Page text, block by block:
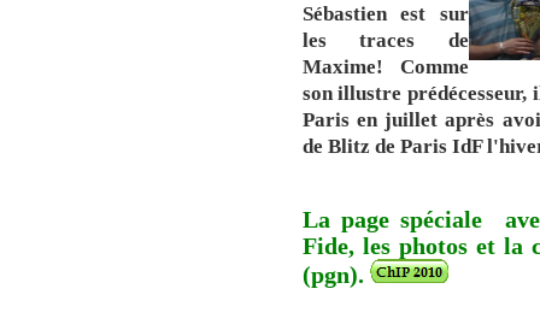
Sébastien est sur
les traces de
Maxime! Comme
son illustre
Paris en juillet après
de Blitz de Paris IdF
La page spéciale
Fide, les photos et la
(pgn).